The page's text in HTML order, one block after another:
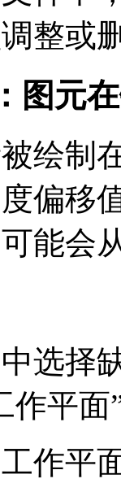
整或
图元
绘制
度偏移
能会
选择
作平面
作平